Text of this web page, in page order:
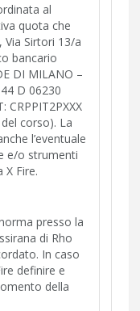
al
quota che
Via Sirtori 13/a
bancario
DI MILANO –
D 06230
CRPPIT2PXXX
corso). La
l’eventuale
e/o strumenti
X Fire.
presso la
di Rho
In caso
definire e
della